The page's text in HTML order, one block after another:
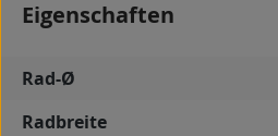
Eigenschaften
Rad-Ø
Radbreite